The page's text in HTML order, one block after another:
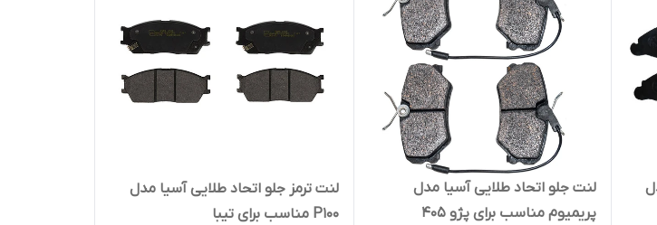
لنت جلو اتحاد طلایی آسیا مدل
پریمیوم مناسب برای پژو 405
لنت ترمز جلو اتحاد طلایی آسیا مدل
P100 مناسب برای تیبا